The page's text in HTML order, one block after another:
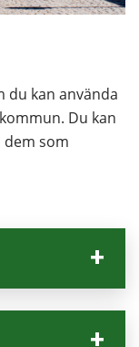
du kan använda
Du kan
dem som